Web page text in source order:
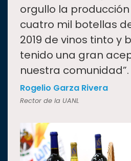
orgullo la
cuatro mil botellas
2019 de vinos tinto y
tenido una gran
nuestra comunidad”.
Rogelio Garza Rivera
Rector de la UANL